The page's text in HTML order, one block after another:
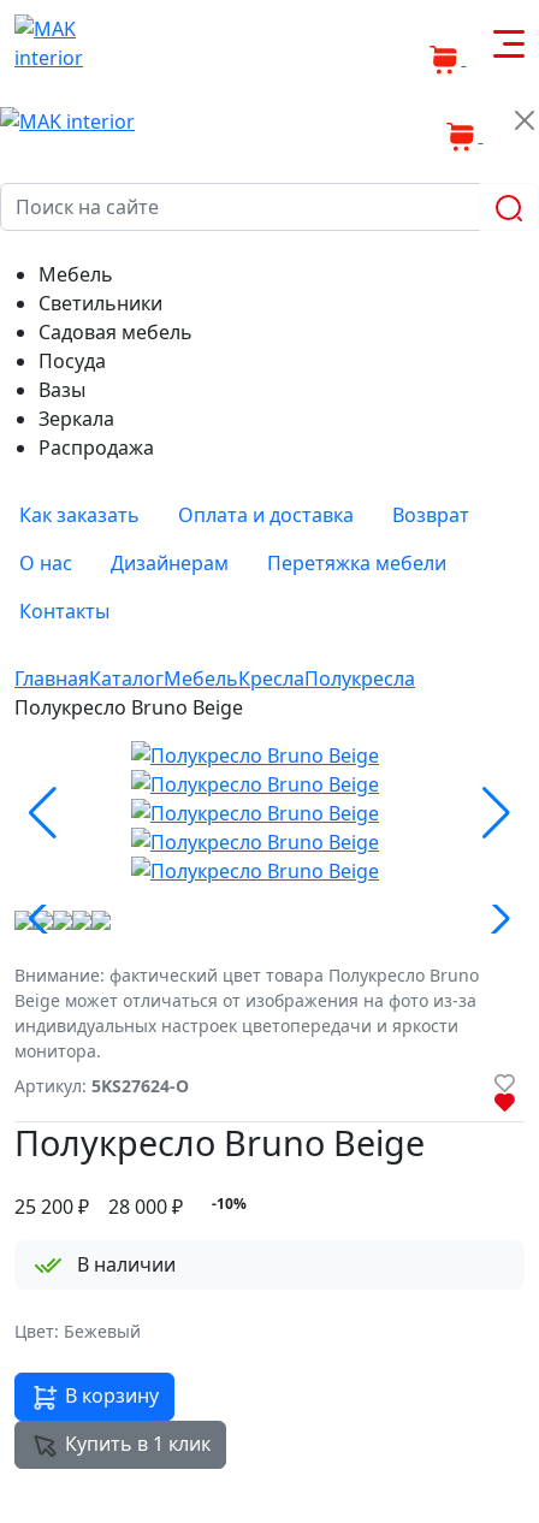
Мебель
Светильники
Садовая мебель
Посуда
Вазы
Зеркала
Распродажа
Как заказать Оплата и доставка
Возврат
О нас
Дизайнерам
Перетяжка мебели
Контакты
ГлавнаяКаталогМебельКреслаПолукресла
Полукресло Bruno Beige
Внимание: фактический цвет товара Полукресло Bruno
Beige может отличаться от изображения на фото из-за
индивидуальных настроек цветопередачи и яркости
монитора.
Артикул: 5KS27624-O
Полукресло Bruno Beige
25 200₽ 28 000 ₽ -10%
В наличии
Цвет: Бежевый
В корзину
Купить в 1 клик